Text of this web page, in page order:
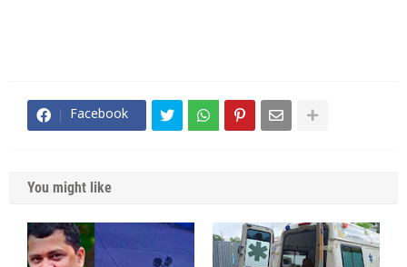
Facebook
You might like